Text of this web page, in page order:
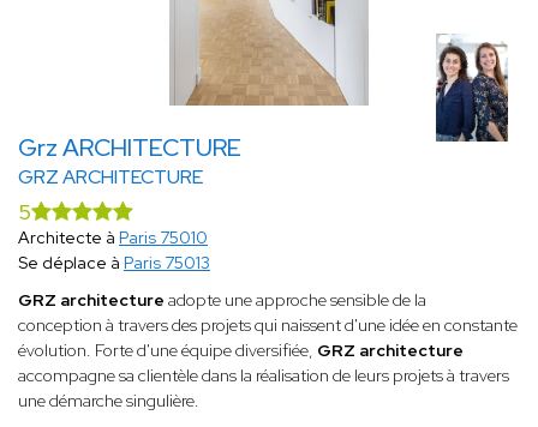
Grz ARCHITECTURE
GRZ ARCHITECTURE
5
Architecte à Paris 75010
Se déplace à Paris 75013
GRZ architecture adopte une approche sensible de la
conception à travers des projets qui naissent d'une idée en constante
évolution. Forte d'une équipe diversifiée, GRZ architecture
accompagne sa clientèle dans la réalisation de leurs projets à travers
une démarche singulière.